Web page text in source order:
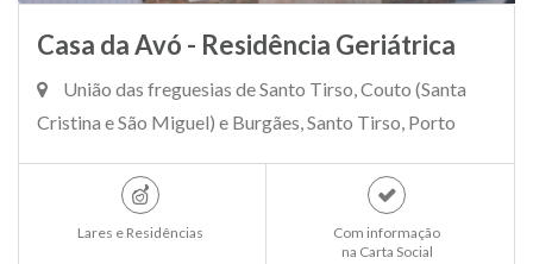
Casa da Avó - Residência Geriátrica
União das freguesias de Santo Tirso, Couto (Santa
Cristina e São Miguel) e Burgães, Santo Tirso, Porto
Lares e Residências
Com informação
na Carta Social